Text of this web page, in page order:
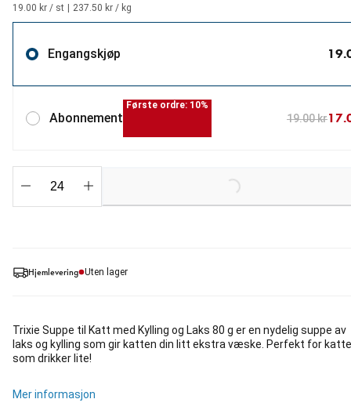
Hjemlevering Uten lager
Trixie Suppe til Katt med Kylling og Laks 80 g er en nydelig suppe av
laks og kylling som gir katten din litt ekstra væske. Perfekt for
som drikker lite!
Mer informasjon
19.00 kr / st 237.50 kr / kg
Engangskjøp
Abonnement
Første ordre: 10%
19.00 kr
Loading...